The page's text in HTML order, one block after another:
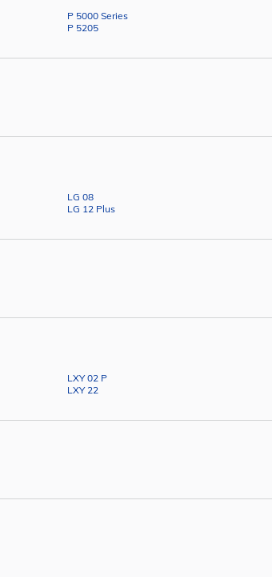
P 5000 Series
P 5205
LG 08
LG 12 Plus
LXY 02 P
LXY 22